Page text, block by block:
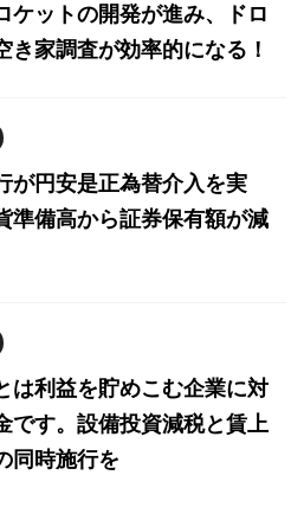
ケットの開発が進み、ドロ
き家調査が効率的になる！
が円安是正為替介入を実
準備高から証券保有額が減
は利益を貯めこむ企業に対
です。設備投資減税と賃上
同時施行を